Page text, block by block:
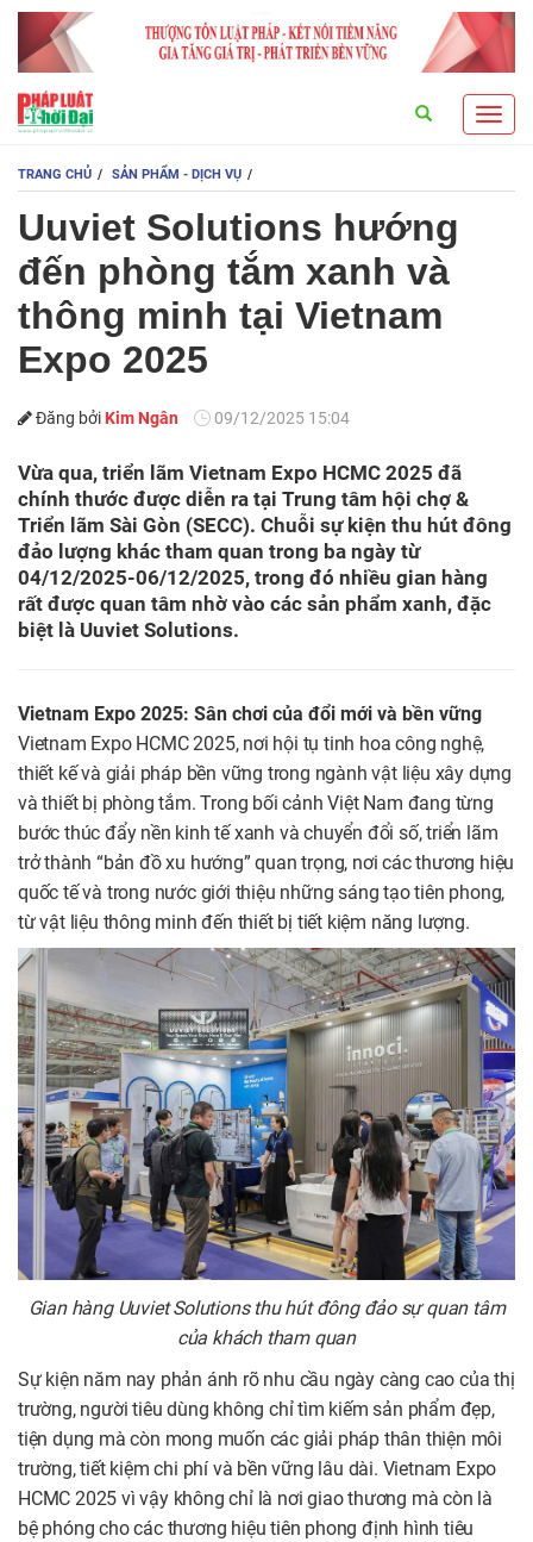
TRANG CHỦ SẢN PHẨM - DỊCH VỤ
Uuviet Solutions hướng
đến phòng tắm xanh và
thông minh tại Vietnam
Expo 2025
Đăng bởi Kim Ngân 09/12/2025 15:04
Vừa qua, triển lãm Vietnam Expo HCMC 2025 đã
chính thước được diễn ra tại Trung tâm hội chợ &
Triển lãm Sài Gòn (SECC). Chuỗi sự kiện thu hút đông
đảo lượng khác tham quan trong ba ngày từ
04/12/2025-06/12/2025, trong đó nhiều gian hàng
rất được quan tâm nhờ vào các sản phẩm xanh, đặc
biệt là Uuviet Solutions.
Vietnam Expo 2025: Sân chơi của đổi mới và bền vững
Vietnam Expo HCMC 2025, nơi hội tụ tinh hoa công nghệ,
thiết kế và giải pháp bền vững trong ngành vật liệu xây dựng
và thiết bị phòng tắm. Trong bối cảnh Việt Nam đang từng
bước thúc đẩy nền kinh tế xanh và chuyển đổi số, triển lãm
trở thành “bản đồ xu hướng” quan trọng, nơi các thương hiệu
quốc tế và trong nước giới thiệu những sáng tạo tiên phong,
từ vật liệu thông minh đến thiết bị tiết kiệm năng lượng.
Gian hàng Uuviet Solutions thu hút đông đảo sự quan tâm
của khách tham quan
Sự kiện năm nay phản ánh rõ nhu cầu ngày càng cao của thị
trường, người tiêu dùng không chỉ tìm kiếm sản phẩm đẹp,
tiện dụng mà còn mong muốn các giải pháp thân thiện môi
trường, tiết kiệm chi phí và bền vững lâu dài. Vietnam Expo
HCMC 2025 vì vậy không chỉ là nơi giao thương mà còn là
bệ phóng cho các thương hiệu tiên phong định hình tiêu